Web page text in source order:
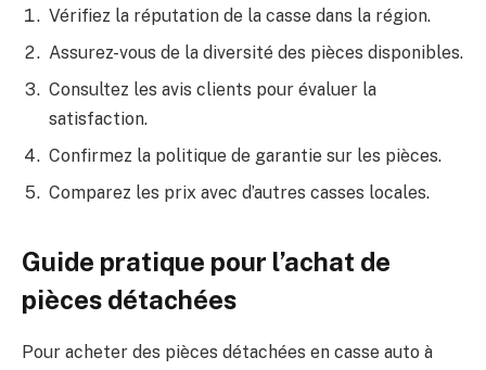
Vérifiez la réputation de la casse dans la région.
Assurez-vous de la diversité des pièces disponibles.
Consultez les avis clients pour évaluer la
satisfaction.
Confirmez la politique de garantie sur les pièces.
Comparez les prix avec d’autres casses locales.
Guide pratique pour l’achat de
pièces détachées
Pour acheter des pièces détachées en casse auto à